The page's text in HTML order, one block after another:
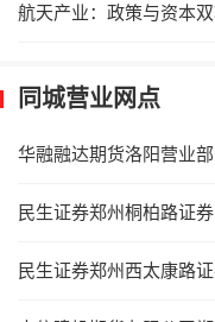
航天产业：政策与资本
同城营业网点
华融融达期货洛阳营业部
民生证券郑州桐柏路证
民生证券郑州西太康路